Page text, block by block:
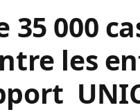
35 000
les